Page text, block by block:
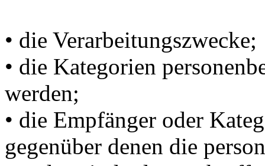
• die Verarbeitungszwecke;
• die Kategorien
werden;
• die Empfänger oder
gegenüber denen die